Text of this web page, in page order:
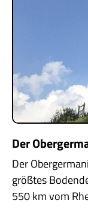
Der
Der
größtes
550 km vom